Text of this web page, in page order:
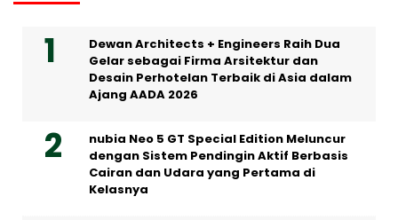
Dewan Architects + Engineers Raih Dua
Gelar sebagai Firma Arsitektur dan
Desain Perhotelan Terbaik di Asia dalam
Ajang AADA 2026
nubia Neo 5 GT Special Edition Meluncur
dengan Sistem Pendingin Aktif Berbasis
Cairan dan Udara yang Pertama di
Kelasnya